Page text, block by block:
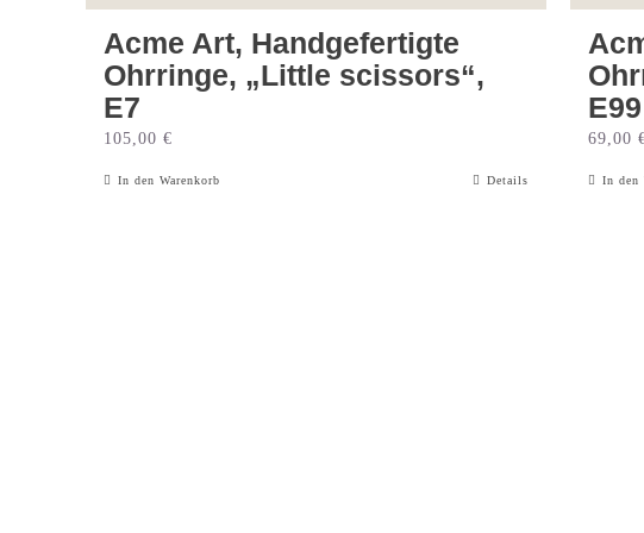
Acme Art, Handgefertigte
Ohrringe, „Little scissors“,
E7
105,00 €
In den Warenkorb Details
E99
69,00
In den